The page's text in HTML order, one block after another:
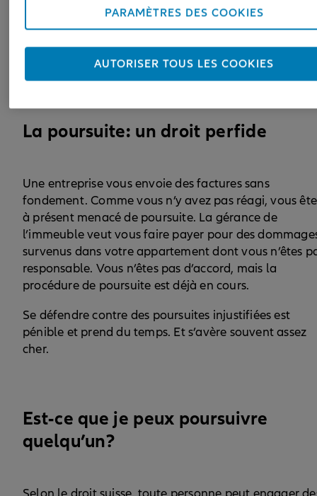
poursuites ne peut rejeter que les demandes de
poursuites qui semblent à première vue chicanières
ou manifestement abusives et visent des buts
inadéquats. Comment pouvez-vous vous défendre?
La poursuite: un droit perfide
Une entreprise vous envoie des factures sans
fondement. Comme vous n’y avez pas réagi, vous
à présent menacé de poursuite. La gérance de
l’immeuble veut vous faire payer pour des
survenus dans votre appartement dont vous n’êtes
responsable. Vous n’êtes pas d’accord, mais la
procédure de poursuite est déjà en cours.
Se défendre contre des poursuites injustifiées est
pénible et prend du temps. Et s’avère souvent assez
cher.
Est-ce que je peux poursuivre
quelqu’un?
PARAMÈTRES DES COOKIES
AUTORISER TOUS LES COOKIES